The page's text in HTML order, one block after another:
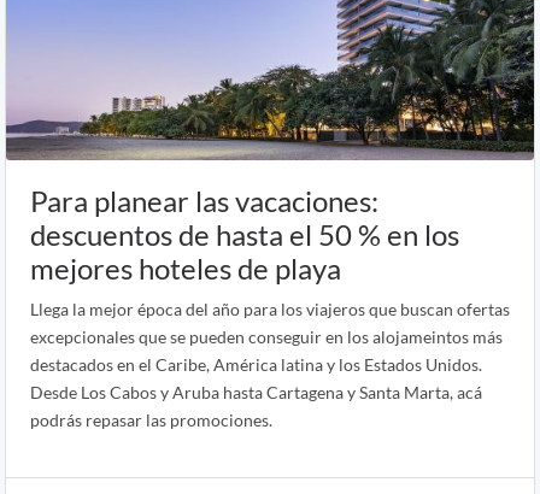
Para planear las vacaciones:
descuentos de hasta el 50 % en los
mejores hoteles de playa
Llega la mejor época del año para los viajeros que buscan ofertas
excepcionales que se pueden conseguir en los alojameintos más
destacados en el Caribe, América latina y los Estados Unidos.
Desde Los Cabos y Aruba hasta Cartagena y Santa Marta, acá
podrás repasar las promociones.